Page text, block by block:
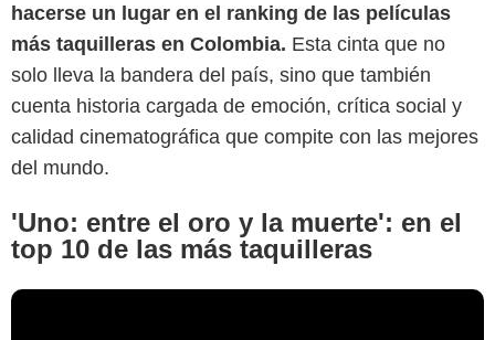
hacerse un lugar en el ranking de las películas
más taquilleras en Colombia. Esta cinta que no
solo lleva la bandera del país, sino que también
cuenta historia cargada de emoción, crítica social y
calidad cinematográfica que compite con las mejores
del mundo.
'Uno: entre el oro y la muerte': en el
top 10 de las más taquilleras